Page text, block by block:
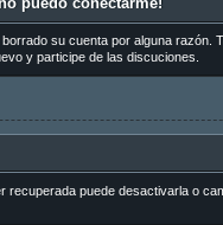
su cuenta por alguna
y participe de las discuciones.
recuperada puede desactivarla o